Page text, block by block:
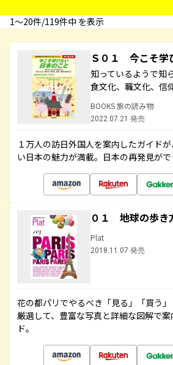
1〜20件/119件中 を表示
Ｓ０１ 今こそ学
知っているようで知
食文化、職文化、信
BOOKS 旅の読み物
2022.07.21 発売
１万人の訪日外国人を案内したガイド
い日本の魅力が満載。日本の再発見がで
０１ 地球の歩
Plat
2018.11.07 発売
花の都パリでやるべき「見る」「買う
厳選して、豊富な写真と詳細な図解で
ド。